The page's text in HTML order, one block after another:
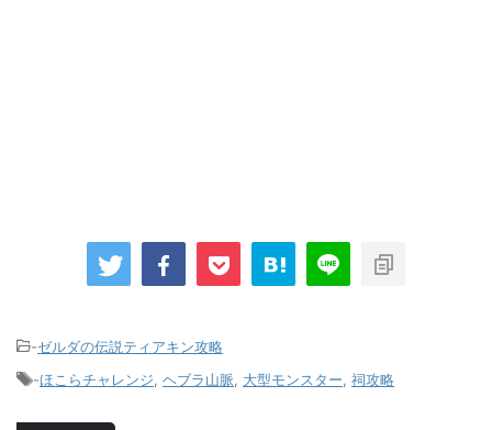
-ゼルダの伝説ティアキン攻略
-ほこらチャレンジ ヘブラ山脈 大型モンスター 祠攻略